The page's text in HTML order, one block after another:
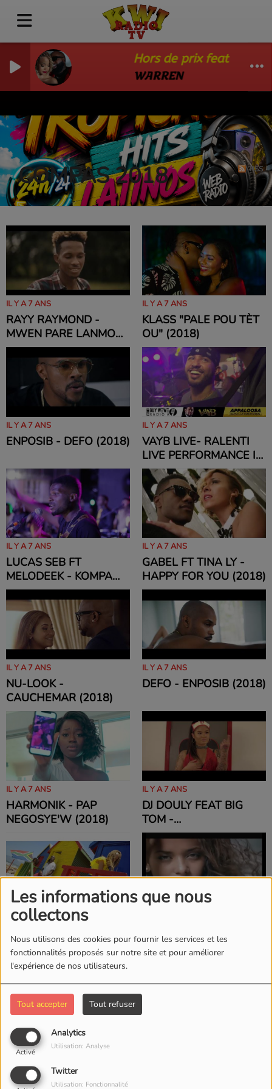
Les informations que nous
collectons
Nous utilisons des cookies pour fournir les services et les
fonctionnalités proposés sur notre site et pour améliorer
l'expérience de nos utilisateurs.
Tout accepter Tout refuser
Analytics
Activé
Utilisation: Analyse
Twitter
Utilisation: Fonctionnalité
Hors de prix feat Jay
WARREN
COMPAS 2018 RSS
IL Y A 7 ANS
RAYY RAYMOND -
MWEN PARE LANMOU
SPIRITUEL (2018)
IL Y A 7 ANS
KLASS "PALE POU TÈT
OU" (2018)
IL Y A 7 ANS
ENPOSIB - DEFO (2018)
IL Y A 7 ANS
VAYB LIVE- RALENTI
LIVE PERFORMANCE IN
MARTINIQUE (2018)
IL Y A 7 ANS
LUCAS SEB FT
MELODEEK - KOMPA
GOUYAD LIVE (2018)
IL Y A 7 ANS
GABEL FT TINA LY -
HAPPY FOR YOU (2018)
IL Y A 7 ANS
NU-LOOK -
CAUCHEMAR (2018)
IL Y A 7 ANS
DEFO - ENPOSIB (2018)
IL Y A 7 ANS
HARMONIK - PAP
NEGOSYE'W (2018)
IL Y A 7 ANS
DJ DOULY FEAT BIG
TOM -
KOMPAMINATION
(2018)
IL Y A 8 ANS
(2018)
TOU MARE (2018)
IL Y A 8 ANS
JAY TEE X JBEATZ -
(2018)